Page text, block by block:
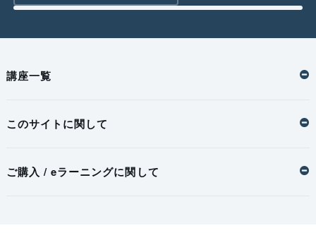
講座一覧
このサイトに関して
ご購入 / eラーニングに関して